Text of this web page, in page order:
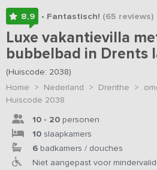
8,9 • Fantastisch! (65 reviews)
Luxe vakantievilla
bubbelbad in Drents
(Huiscode: 2038)
Home > Nederland > Drenthe >
Huiscode 2038
10 - 20 personen
10 slaapkamers
6 badkamers / douches
Niet aangepast voor